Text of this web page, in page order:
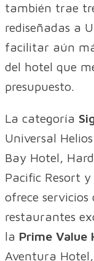
también trae
rediseñadas a
facilitar aún
del hotel que
presupuesto.
La categoría
Universal
Bay Hotel,
Pacific Resort
ofrece
restaurantes
la Prime Value
Aventura